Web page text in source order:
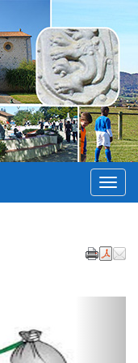
Menu